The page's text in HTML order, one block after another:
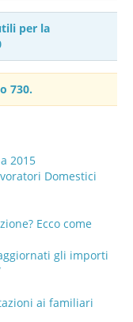
per la
730.
2015
Domestici
Ecco come
gli importi
ai familiari